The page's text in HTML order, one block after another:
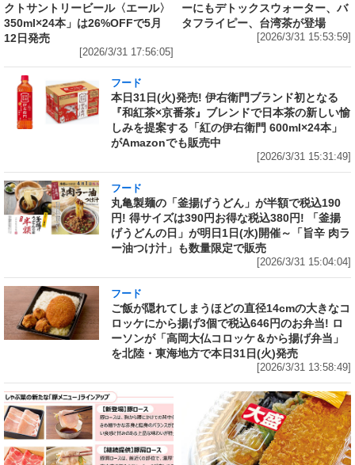
クトサントリービール〈エール〉
350ml×24本」は26%OFFで5月
12日発売
[2026/3/31 17:56:05]
ーにもデトックスウォーター、バ
タフライピー、台湾茶が登場
[2026/3/31 15:53:59]
フード
本日31日(火)発売! 伊右衛門ブランド初となる
『和紅茶×京番茶』ブレンドで日本茶の新しい愉
しみを提案する「紅の伊右衛門 600ml×24本」
がAmazonでも販売中
[2026/3/31 15:31:49]
フード
丸亀製麺の「釜揚げうどん」が半額で税込190
円! 得サイズは390円お得な税込380円! 「釜揚
げうどんの日」が明日1日(水)開催～「旨辛 肉ラ
ー油つけ汁」も数量限定で販売
[2026/3/31 15:04:04]
フード
ご飯が隠れてしまうほどの直径14cmの大きなコ
ロッケにから揚げ3個で税込646円のお弁当! ロ
ーソンが「高岡大仏コロッケ＆から揚げ弁当」
を北陸・東海地方で本日31日(火)発売
[2026/3/31 13:58:49]